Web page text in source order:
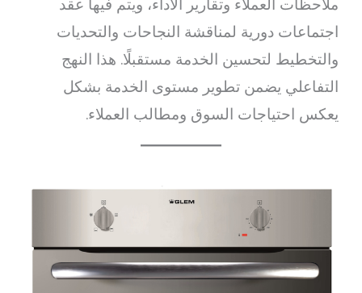
ملاحظات العملاء وتقارير الأداء، ويتم فيها عقد
اجتماعات دورية لمناقشة النجاحات والتحديات
والتخطيط لتحسين الخدمة مستقبلًا. هذا النهج
التفاعلي يضمن تطوير مستوى الخدمة بشكل
يعكس احتياجات السوق ومطالب العملاء.